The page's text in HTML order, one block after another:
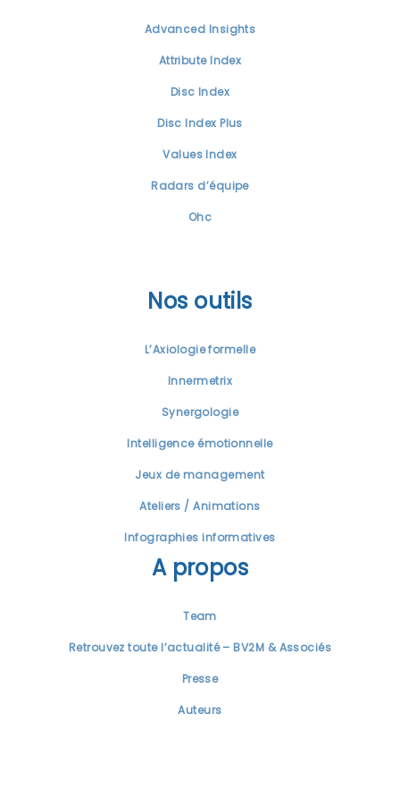
Advanced Insights
Attribute Index
Disc Index
Disc Index Plus
Values Index
Radars d’équipe
Ohc
Nos outils
L’Axiologie formelle
Innermetrix
Synergologie
Intelligence émotionnelle
Jeux de management
Ateliers / Animations
Infographies informatives
A propos
Team
Retrouvez toute l’actualité – BV2M & Associés
Presse
Auteurs